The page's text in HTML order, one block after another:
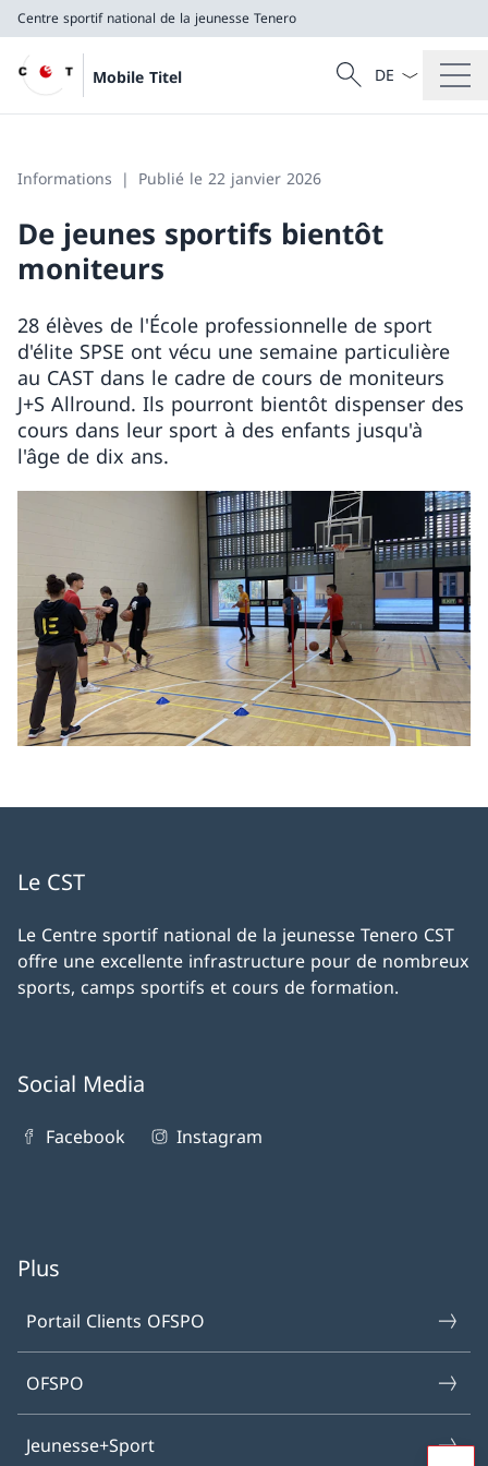
Centre sportif national de la jeunesse Tenero
Mobile Titel
Recherche
Recherche
La langue
Informations Publié le 22 janvier 2026
De jeunes sportifs bientôt
moniteurs
28 élèves de l'École professionnelle de sport
d'élite SPSE ont vécu une semaine particulière
au CAST dans le cadre de cours de moniteurs
J+S Allround. Ils pourront bientôt dispenser des
cours dans leur sport à des enfants jusqu'à
l'âge de dix ans.
Le CST
Le Centre sportif national de la jeunesse Tenero CST
offre une excellente infrastructure pour de nombreux
sports, camps sportifs et cours de formation.
Social Media
Facebook Instagram
Plus
Portail Clients OFSPO
OFSPO
Jeunesse+Sport